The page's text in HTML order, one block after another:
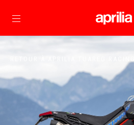
Aller au